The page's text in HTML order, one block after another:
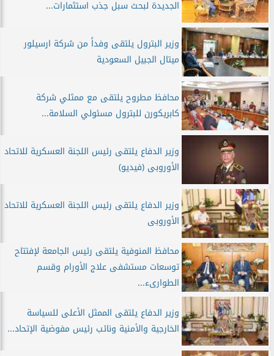
الجديدة لبحث سبل جذب استثمارات...
وزير البترول يلتقى وفداً من شركة ارسيلور
ميتال الجبيل السعودية
محافظ مطروح يلتقى مع ممثلي شركة
كابريكورن للبترول مسئولي السلامة...
وزير الدفاع يلتقى رئيس اللجنة العسكرية للاتحاد
الأوروبى (فيديو)
وزير الدفاع يلتقى رئيس اللجنة العسكرية للاتحاد
الأوروبى
محافظ المنوفية يلتقى رئيس الجامعة لإفتتاح
توسعات مستشفى علاج الأورام وقسم
الطوارىء...
وزير الدفاع يلتقى الممثل الأعلى للسياسة
الخارجية والأمنية ونائب رئيس مفوضية الإتحاد...